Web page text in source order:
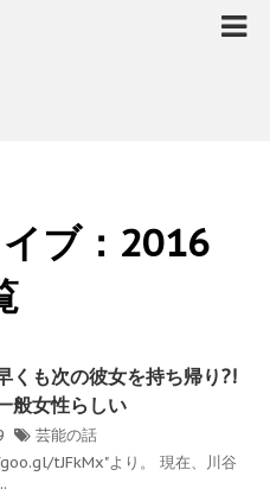
イブ：2016
くも次の彼女を持ち帰り?!
般女性らしい
芸能の話
tJFkMx"より。 現在、川谷